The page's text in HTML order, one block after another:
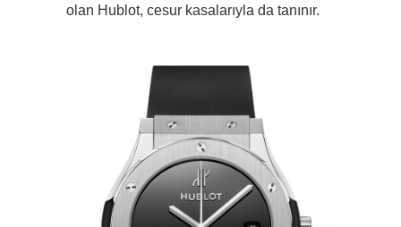
olan Hublot, cesur kasalarıyla da tanınır.